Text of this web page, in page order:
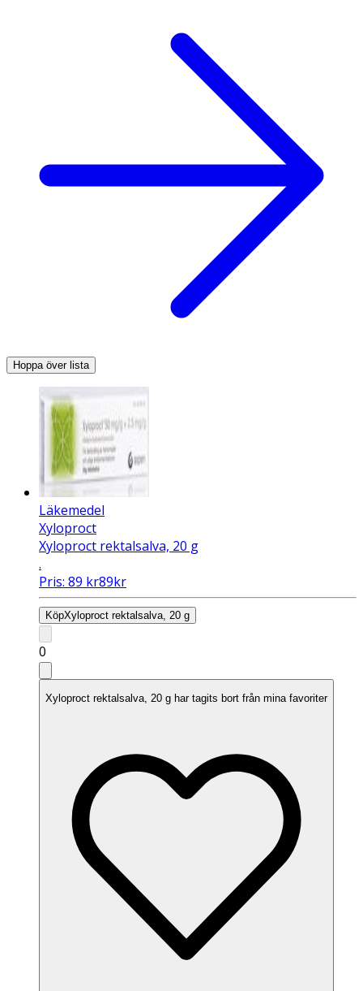
Hoppa över lista
Läkemedel
Xyloproct
Xyloproct rektalsalva, 20 g
.
Pris: 89 kr89kr
KöpXyloproct rektalsalva, 20 g
0
Xyloproct rektalsalva, 20 g har tagits bort från mina favoriter